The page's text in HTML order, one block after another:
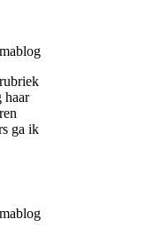
haar
ga ik